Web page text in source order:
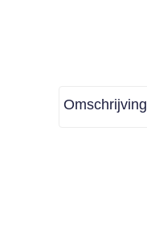
Omschrijving